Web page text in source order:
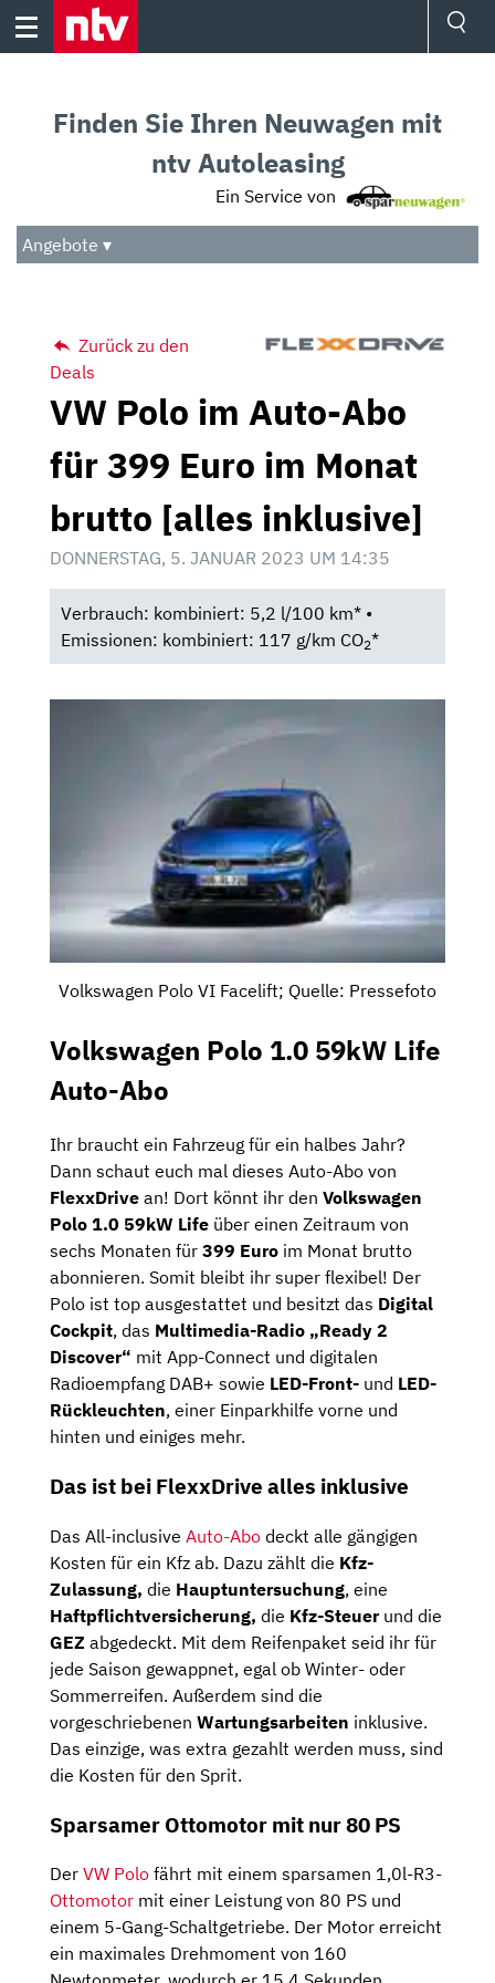
Skip
Audio
Das Beste
Finden Sie Ihren Neuwagen mit
ntv Autoleasing
Ein Service von
Angebote ▾
Zurück zu den
Deals
VW Polo im Auto-Abo
für 399 Euro im Monat
brutto [alles inklusive]
DONNERSTAG, 5. JANUAR 2023 UM 14:35
Verbrauch: kombiniert: 5,2 l/100 km* •
Emissionen: kombiniert: 117 g/km CO2*
Volkswagen Polo VI Facelift; Quelle: Pressefoto
Volkswagen Polo 1.0 59kW Life
Auto-Abo
Ihr braucht ein Fahrzeug für ein halbes Jahr?
Dann schaut euch mal dieses Auto-Abo von
FlexxDrive an! Dort könnt ihr den Volkswagen
Polo 1.0 59kW Life über einen Zeitraum von
sechs Monaten für 399 Euro im Monat brutto
abonnieren. Somit bleibt ihr super flexibel! Der
Polo ist top ausgestattet und besitzt das Digital
Cockpit, das Multimedia-Radio „Ready 2
Discover“ mit App-Connect und digitalen
Radioempfang DAB+ sowie LED-Front- und LED-
Rückleuchten, einer Einparkhilfe vorne und
hinten und einiges mehr.
Das ist bei FlexxDrive alles inklusive
Das All-inclusive Auto-Abo deckt alle gängigen
Kosten für ein Kfz ab. Dazu zählt die Kfz-
Zulassung, die Hauptuntersuchung, eine
Haftpflichtversicherung, die Kfz-Steuerund die
GEZ abgedeckt. Mit dem Reifenpaket seid ihr für
jede Saison gewappnet, egal ob Winter- oder
Sommerreifen. Außerdem sind die
vorgeschriebenen Wartungsarbeiten inklusive.
Das einzige, was extra gezahlt werden muss, sind
die Kosten für den Sprit.
Sparsamer Ottomotor mit nur 80 PS
Der VW Polo fährt mit einem sparsamen 1,0l-R3-
Ottomotor mit einer Leistung von 80 PS und
einem 5-Gang-Schaltgetriebe. Der Motor erreicht
ein maximales Drehmoment von 160